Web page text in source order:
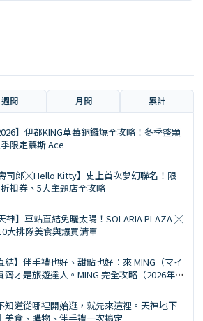
週間 月間 累計
】伊都KING草莓銅鑼燒全攻略！冬季整顆
限定慕斯 Ace
壽司郎╳Hello Kitty】史上首次夢幻聯名！限
扣券、5大主題店全攻略
神】車站直結免曬太陽！SOLARIA PLAZA ╳
大排隊美食與爆買清單
結】伴手禮也好、甜點也好：來 MING（マイ
齊才是旅遊達人。MING 完全攻略（2026年
知道從哪裡開始逛，就先來這裡。天神地下
美食、購物、伴手禮一次搞定